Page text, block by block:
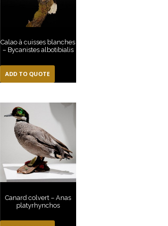
Calao à cuisses blanches
– Bycanistes albotibialis
ADD TO QUOTE
Canard colvert – Anas
platyrhynchos